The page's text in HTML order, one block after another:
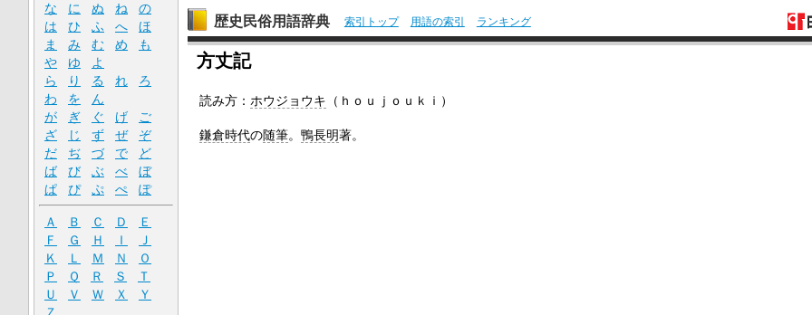
歴史民俗用語辞典 索引トップ 用語の索引 ランキング
方丈記
読み方： ホウジョウキ （ｈｏｕｊｏｕｋｉ）
鎌倉時代の随筆。 鴨長明著。
な
に ぬ ね
の
は
ひ ふ へ
ほ
ま
み む め
も
や
ゆ
よ
ら
り る れ
ろ
わ
を
ん
が
ぎ ぐ げ
ご
ざ
じ ず ぜ
ぞ
だ
ぢ づ で
ど
ば
び ぶ べ
ぼ
ぱ
ぴ ぷ ぺ ぽ
Ａ Ｂ Ｃ Ｄ
Ｅ
Ｆ
Ｇ Ｈ Ｉ
Ｊ
Ｋ
Ｌ Ｍ Ｎ
Ｏ
Ｐ
Ｑ Ｒ Ｓ
Ｔ
Ｕ
Ｖ Ｗ Ｘ
Ｙ